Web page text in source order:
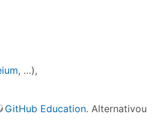
, …),
GitHub Education. Alternativou